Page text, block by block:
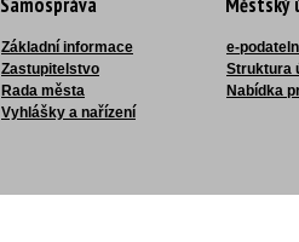
Základní informace
Zastupitelstvo
Rada města
Vyhlášky a nařízení
e-
Struktura
Nabídka